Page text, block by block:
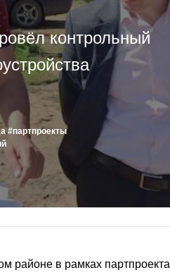
контрольный
#партпроекты
районе в рамках партпроекта